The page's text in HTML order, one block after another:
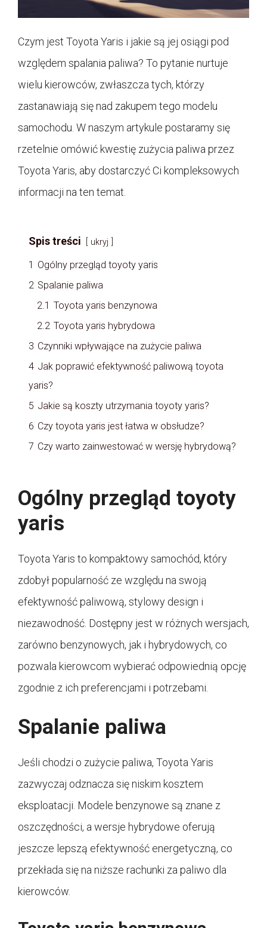
Czym jest Toyota Yaris i jakie są jej osiągi pod
względem spalania paliwa? To pytanie nurtuje
wielu kierowców, zwłaszcza tych, którzy
zastanawiają się nad zakupem tego modelu
samochodu. W naszym artykule postaramy się
rzetelnie omówić kwestię zużycia paliwa przez
Toyota Yaris, aby dostarczyć Ci kompleksowych
informacji na ten temat.
Spis treści ukryj
1 Ogólny przegląd toyoty yaris
2 Spalanie paliwa
2.1 Toyota yaris benzynowa
2.2 Toyota yaris hybrydowa
3 Czynniki wpływające na zużycie paliwa
4 Jak poprawić efektywność paliwową toyota
yaris?
5 Jakie są koszty utrzymania toyoty yaris?
6 Czy toyota yaris jest łatwa w obsłudze?
7 Czy warto zainwestować w wersję hybrydową?
Ogólny przegląd toyoty
yaris
Toyota Yaris to kompaktowy samochód, który
zdobył popularność ze względu na swoją
efektywność paliwową, stylowy design i
niezawodność. Dostępny jest w różnych wersjach,
zarówno benzynowych, jak i hybrydowych, co
pozwala kierowcom wybierać odpowiednią opcję
zgodnie z ich preferencjami i potrzebami.
Spalanie paliwa
Jeśli chodzi o zużycie paliwa, Toyota Yaris
zazwyczaj odznacza się niskim kosztem
eksploatacji. Modele benzynowe są znane z
oszczędności, a wersje hybrydowe oferują
jeszcze lepszą efektywność energetyczną, co
przekłada się na niższe rachunki za paliwo dla
kierowców.